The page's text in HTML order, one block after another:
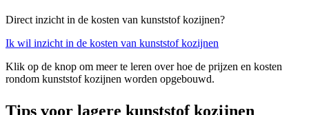
Direct inzicht in de kosten van kunststof kozijnen?
Ik wil inzicht in de kosten van kunststof kozijnen
Klik op de knop om meer te leren over hoe de prijzen en kosten
rondom kunststof kozijnen worden opgebouwd.
Tips voor lagere kunststof kozijnen